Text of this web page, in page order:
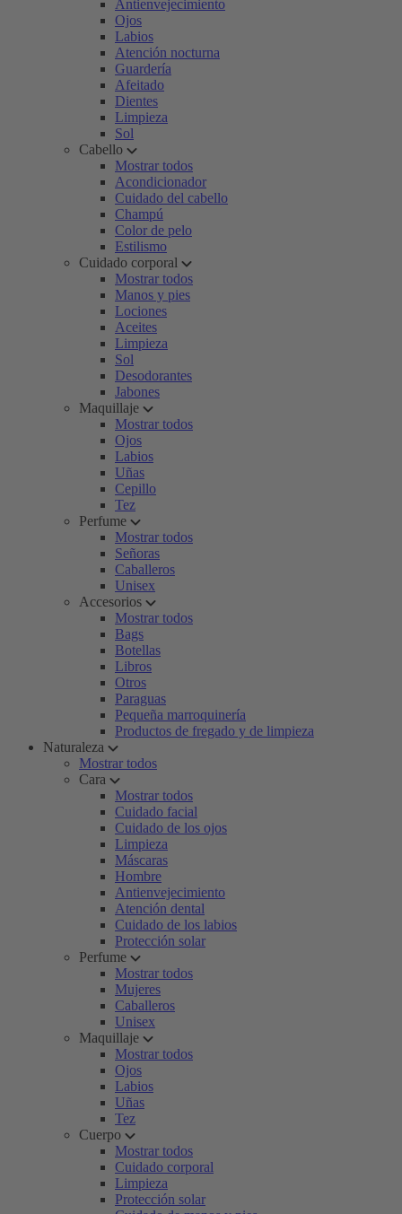
Antienvejecimiento
Ojos
Labios
Atención nocturna
Guardería
Afeitado
Dientes
Limpieza
Sol
Cabello
Mostrar todos
Acondicionador
Cuidado del cabello
Champú
Color de pelo
Estilismo
Cuidado corporal
Mostrar todos
Manos y pies
Lociones
Aceites
Limpieza
Sol
Desodorantes
Jabones
Maquillaje
Mostrar todos
Ojos
Labios
Uñas
Cepillo
Tez
Perfume
Mostrar todos
Señoras
Caballeros
Unisex
Accesorios
Mostrar todos
Bags
Botellas
Libros
Otros
Paraguas
Pequeña marroquinería
Productos de fregado y de limpieza
Naturaleza
Mostrar todos
Cara
Mostrar todos
Cuidado facial
Cuidado de los ojos
Limpieza
Máscaras
Hombre
Antienvejecimiento
Atención dental
Cuidado de los labios
Protección solar
Perfume
Mostrar todos
Mujeres
Caballeros
Unisex
Maquillaje
Mostrar todos
Ojos
Labios
Uñas
Tez
Cuerpo
Mostrar todos
Cuidado corporal
Limpieza
Protección solar